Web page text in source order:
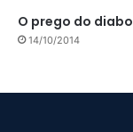
O prego do diabo
14/10/2014